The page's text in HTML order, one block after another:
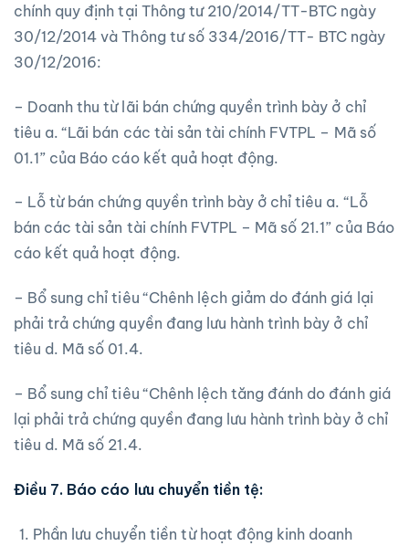
chính quy định tại Thông tư 210/2014/TT-BTC ngày
30/12/2014 và Thông tư số 334/2016/TT- BTC ngày
30/12/2016:
– Doanh thu từ lãi bán chứng quyền trình bày ở chỉ
tiêu a. “Lãi bán các tài sản tài chính FVTPL – Mã số
01.1” của Báo cáo kết quả hoạt động.
– Lỗ từ bán chứng quyền trình bày ở chỉ tiêu a. “Lỗ
bán các tài sản tài chính FVTPL – Mã số 21.1” của Báo
cáo kết quả hoạt động.
– Bổ sung chỉ tiêu “Chênh lệch giảm do đánh giá lại
phải trả chứng quyền đang lưu hành trình bày ở chỉ
tiêu d. Mã số 01.4.
– Bổ sung chỉ tiêu “Chênh lệch tăng đánh do đánh giá
lại phải trả chứng quyền đang lưu hành trình bày ở chỉ
tiêu d. Mã số 21.4.
Điều 7. Báo cáo lưu chuyển tiền tệ:
Phần lưu chuyển tiền từ hoạt động kinh doanh